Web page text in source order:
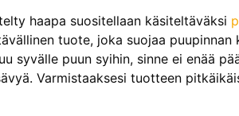
haapa suositellaan käsiteltäväksi
tuote, joka suojaa
syvälle puun syihin, sinne ei enää
Varmistaaksesi tuotteen